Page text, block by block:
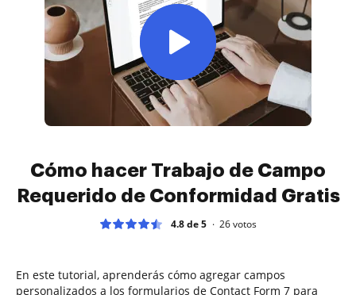
Cómo hacer Trabajo de Campo
Requerido de Conformidad Gratis
4.8 de 5 26votos
En este tutorial, aprenderás cómo agregar campos
personalizados a los formularios de Contact Form 7 para